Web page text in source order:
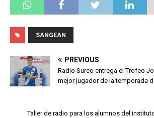
SANGEAN
PREVIOUS
Radio Surco entrega el Trofeo
mejor jugador de la temporada
Taller de radio para los alumnos del